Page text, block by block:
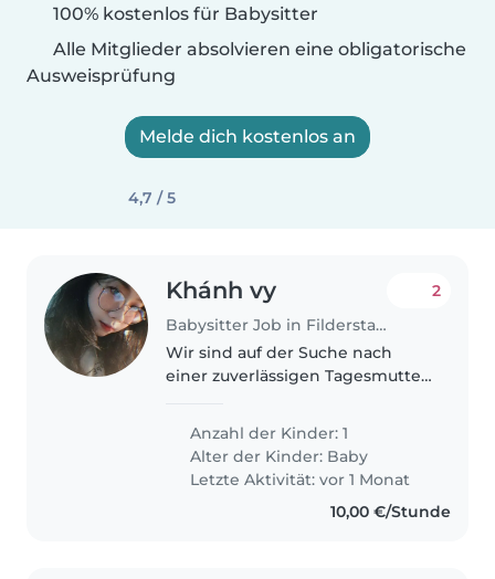
100% kostenlos für Babysitter
Alle Mitglieder absolvieren eine obligatorische
Ausweisprüfung
Melde dich kostenlos an
4,7 / 5
Khánh vy
Babysitter Job in Filderstadt
2
Wir sind auf der Suche nach
einer zuverlässigen Tagesmutter
liebevoll um unseren
neugierigen und sportlichen
Kleinen kümmert. Unser Baby ist
verspielt und..
Anzahl der Kinder: 1
Alter der Kinder: Baby
Letzte Aktivität: vor 1 Monat
10,00 €/Stunde